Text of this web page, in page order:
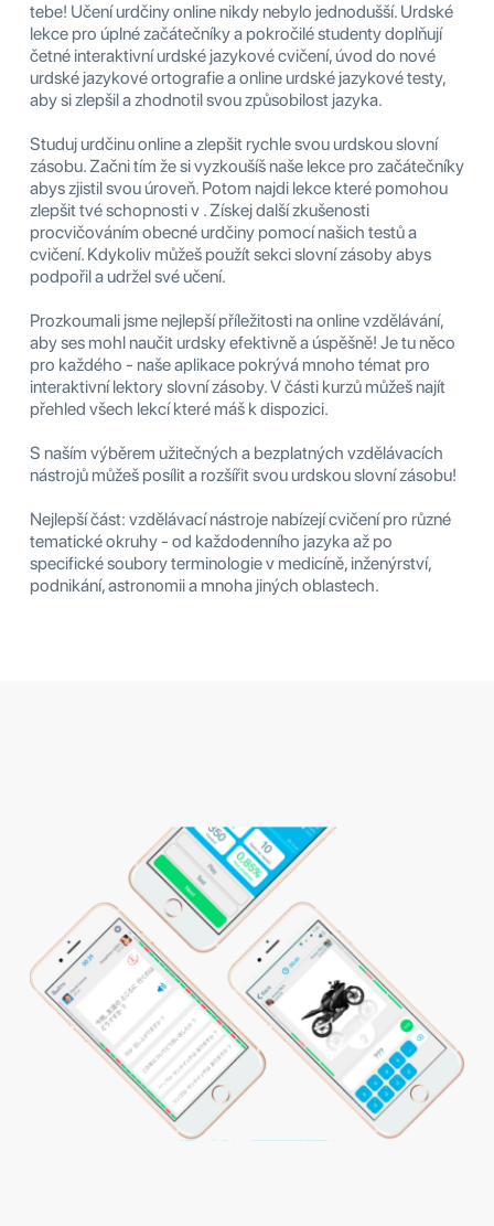
tebe! Učení urdčiny online nikdy nebylo jednodušší. Urdské
lekce pro úplné začátečníky a pokročilé studenty doplňují
četné interaktivní urdské jazykové cvičení, úvod do nové
urdské jazykové ortografie a online urdské jazykové testy,
aby si zlepšil a zhodnotil svou způsobilost jazyka.
Studuj urdčinu online a zlepšit rychle svou urdskou slovní
zásobu. Začni tím že si vyzkoušíš naše lekce pro začátečníky
abys zjistil svou úroveň. Potom najdi lekce které pomohou
zlepšit tvé schopnosti v . Získej další zkušenosti
procvičováním obecné urdčiny pomocí našich testů a
cvičení. Kdykoliv můžeš použít sekci slovní zásoby abys
podpořil a udržel své učení.
Prozkoumali jsme nejlepší příležitosti na online vzdělávání,
aby ses mohl naučit urdsky efektivně a úspěšně! Je tu něco
pro každého - naše aplikace pokrývá mnoho témat pro
interaktivní lektory slovní zásoby. V části kurzů můžeš najít
přehled všech lekcí které máš k dispozici.
S naším výběrem užitečných a bezplatných vzdělávacích
nástrojů můžeš posílit a rozšířit svou urdskou slovní zásobu!
Nejlepší část: vzdělávací nástroje nabízejí cvičení pro různé
tematické okruhy - od každodenního jazyka až po
specifické soubory terminologie v medicíně, inženýrství,
podnikání, astronomii a mnoha jiných oblastech.